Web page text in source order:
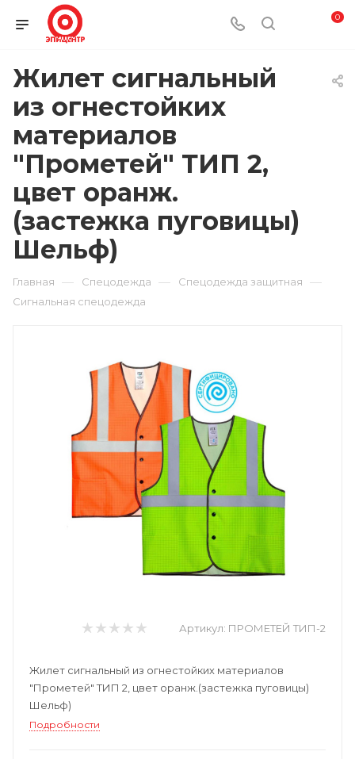
0
Жилет сигнальный
из огнестойких
материалов
"Прометей" ТИП 2,
цвет оранж.
(застежка пуговицы)
Шельф)
Главная — Спецодежда — Спецодежда защитная —
Сигнальная спецодежда
Артикул: ПРОМЕТЕЙ ТИП-2
Жилет сигнальный из огнестойких материалов
"Прометей" ТИП 2, цвет оранж.(застежка пуговицы)
Шельф)
Подробности